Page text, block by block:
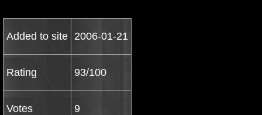
Added to site 2006-01-21
Rating 93/100
Votes 9